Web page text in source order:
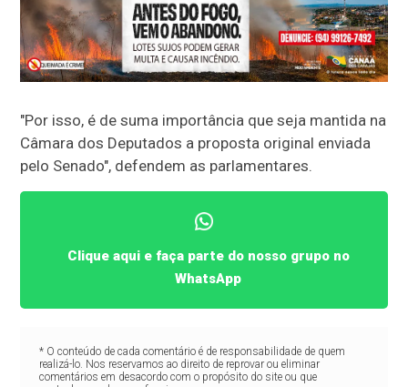
"Por isso, é de suma importância que seja mantida na
Câmara dos Deputados a proposta original enviada
pelo Senado", defendem as parlamentares.
Clique aqui e faça parte do nosso grupo no
WhatsApp
* O conteúdo de cada comentário é de responsabilidade de quem
realizá-lo. Nos reservamos ao direito de reprovar ou eliminar
comentários em desacordo com o propósito do site ou que